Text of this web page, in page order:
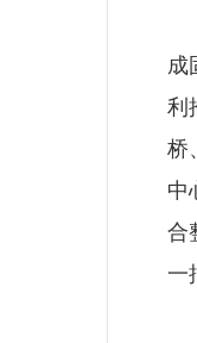
成
利
桥
中
合
一